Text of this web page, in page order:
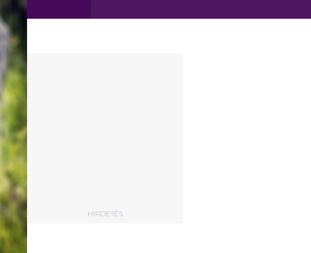
HIRDETÉS